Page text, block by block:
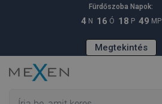
Fürdőszoba Napok:
4 N 16 Ó 18 P 48 MP
Megtekintés